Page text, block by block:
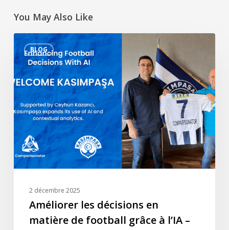
You May Also Like
BLOG
Améliorer
les
décisions
en
matière
de
football
l’IA
–
2 décembre 2025
Améliorer les décisions en
matière de football grâce à l’IA –